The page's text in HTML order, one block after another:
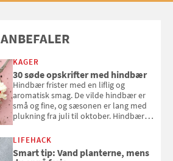
ANBEFALER
KAGER
30 søde opskrifter med hindbær
Hindbær frister med en liflig og
aromatisk smag. De vilde hindbær er
små og fine, og sæsonen er lang med
plukning fra juli til oktober. Hindbær
kan bruge dine hindbær i alt fra
bagværk og salater til is og syltning.
LIFEHACK
Smart tip: Vand planterne, mens